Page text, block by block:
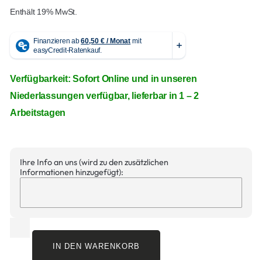
Enthält 19% MwSt.
Verfügbarkeit: Sofort Online und in unseren
Niederlassungen verfügbar, lieferbar in 1 – 2
Arbeitstagen
Ihre Info an uns (wird zu den zusätzlichen
Informationen hinzugefügt):
IN DEN WARENKORB